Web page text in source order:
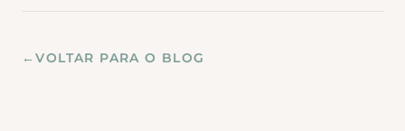
←VOLTAR PARA O BLOG